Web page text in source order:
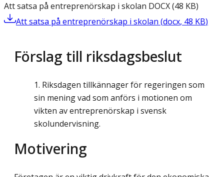
Att satsa på entreprenörskap i skolan DOCX(48 KB)
Att satsa på entreprenörskap i skolan (docx, 48 KB)
Förslag till riksdagsbeslut
Riksdagen tillkännager för regeringen som
sin mening vad som anförs i motionen om
vikten av entreprenörskap i svensk
skolundervisning.
Motivering